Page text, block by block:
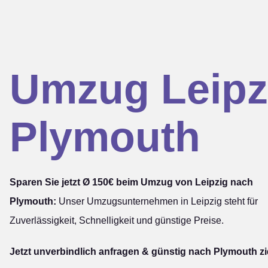
Umzug
Plymouth
Sparen Sie jetzt Ø 150€ beim Umzug von Leipzig nach
Plymouth: Unser Umzugsunternehmen in Leipzig steht für
Zuverlässigkeit, Schnelligkeit und günstige Preise.
Jetzt unverbindlich anfragen & günstig nach Plymouth